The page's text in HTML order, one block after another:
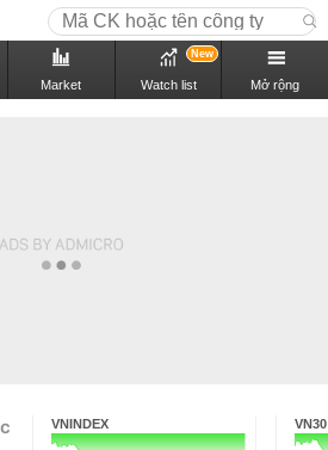
Market Watch list
New
Mở rộng
VNINDEX VN30